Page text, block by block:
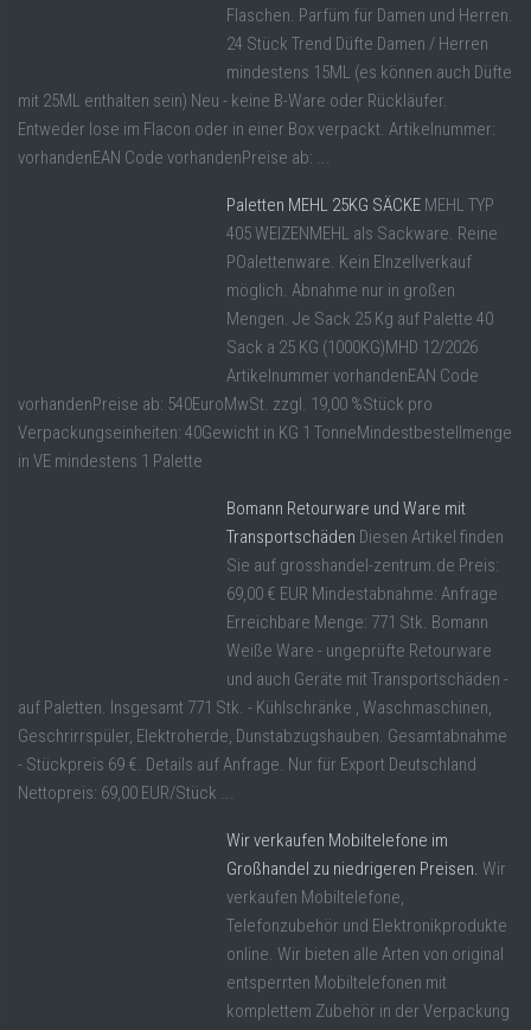
Flaschen. Parfüm für Damen und Herren.
24 Stück Trend Düfte Damen / Herren
mindestens 15ML (es können auch Düfte
mit 25ML enthalten sein) Neu - keine B-Ware oder Rückläufer.
Entweder lose im Flacon oder in einer Box verpackt. Artikelnummer:
vorhandenEAN Code vorhandenPreise ab: ...
Paletten MEHL 25KG SÄCKE MEHL TYP
405 WEIZENMEHL als Sackware. Reine
POalettenware. Kein EInzellverkauf
möglich. Abnahme nur in großen
Mengen. Je Sack 25 Kg auf Palette 40
Sack a 25 KG (1000KG)MHD 12/2026
Artikelnummer vorhandenEAN Code
vorhandenPreise ab: 540EuroMwSt. zzgl. 19,00 %Stück pro
Verpackungseinheiten: 40Gewicht in KG 1 TonneMindestbestellmenge
in VE mindestens 1 Palette
Bomann Retourware und Ware mit
Transportschäden Diesen Artikel finden
Sie auf grosshandel-zentrum.de Preis:
69,00 € EUR Mindestabnahme: Anfrage
Erreichbare Menge: 771 Stk. Bomann
Weiße Ware - ungeprüfte Retourware
und auch Geräte mit Transportschäden -
auf Paletten. Insgesamt 771 Stk. - Kühlschränke , Waschmaschinen,
Geschrirrspüler, Elektroherde, Dunstabzugshauben. Gesamtabnahme
- Stückpreis 69 €. Details auf Anfrage. Nur für Export Deutschland
Nettopreis: 69,00 EUR/Stück ...
Wir verkaufen Mobiltelefone im
Großhandel zu niedrigeren Preisen. Wir
verkaufen Mobiltelefone,
Telefonzubehör und Elektronikprodukte
online. Wir bieten alle Arten von original
entsperrten Mobiltelefonen mit
komplettem Zubehör in der Verpackung